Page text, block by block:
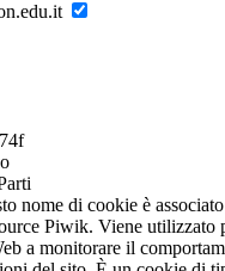
nome di cookie è
Piwik. Viene utilizzato
a monitorare il